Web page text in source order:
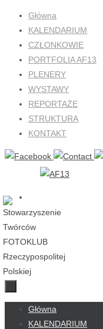
Przejdź
treści
Główna
KALENDARIUM
CZŁONKOWIE
PORTFOLIA AF13
PLENERY
WYSTAWY
REPORTAŻE
STRUKTURA
KONTAKT
PrzejdźGłówna
KALENDARIUM